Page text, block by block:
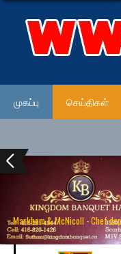
முகப்பு செய்திகள்
Markham & McNicoll - Chef
Sri Lanka